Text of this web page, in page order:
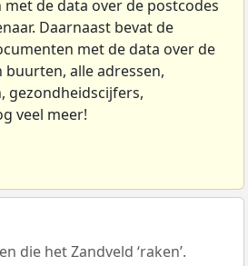
de data over de postcodes
Daarnaast bevat de
met de data over de
alle adressen,
gezondheidscijfers,
veel meer!
die het Zandveld ‘raken’.